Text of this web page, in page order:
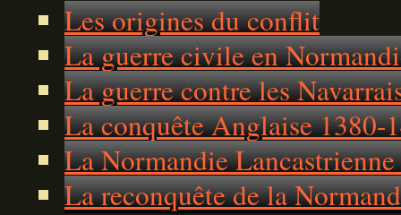
Les origines du conflit
La guerre civile en
La guerre contre les
La conquête Anglaise 1380-
La Normandie
La reconquête de la